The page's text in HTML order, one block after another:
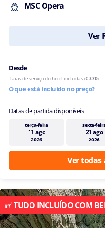
MSC Opera
Ver
Desde
Taxas de serviço do hotel incluídas (€ 370)
O que está incluído no preço?
Datas de partida disponíveis
terça-feira
11 ago
2026
sexta-
21 ago
2026
Ver todas
TUDO INCLUÍDO COM